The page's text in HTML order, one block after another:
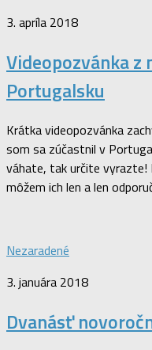
3. apríla 2018
Videopozvánka z
Portugalsku
Krátka videopozvánka
som sa zúčastnil v
váhate, tak určite vyrazte!
môžem ich len a len
Nezaradené
3. januára 2018
Dvanásť